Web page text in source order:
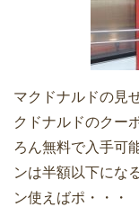
マクドナルドの見
クドナルドのクー
ろん無料で入手可
ンは半額以下にな
ン使えばポ・・・